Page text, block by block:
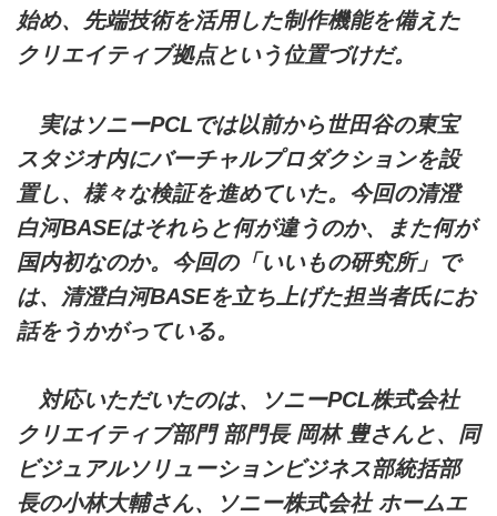
始め、先端技術を活用した制作機能を備えた
クリエイティブ拠点という位置づけだ。
実はソニーPCLでは以前から世田谷の東宝
スタジオ内にバーチャルプロダクションを設
置し、様々な検証を進めていた。今回の清澄
白河BASEはそれらと何が違うのか、また何が
国内初なのか。今回の「いいもの研究所」で
は、清澄白河BASEを立ち上げた担当者氏にお
話をうかがっている。
対応いただいたのは、ソニーPCL株式会社
クリエイティブ部門 部門長 岡林 豊さんと、同
ビジュアルソリューションビジネス部統括部
長の小林大輔さん、ソニー株式会社 ホームエ